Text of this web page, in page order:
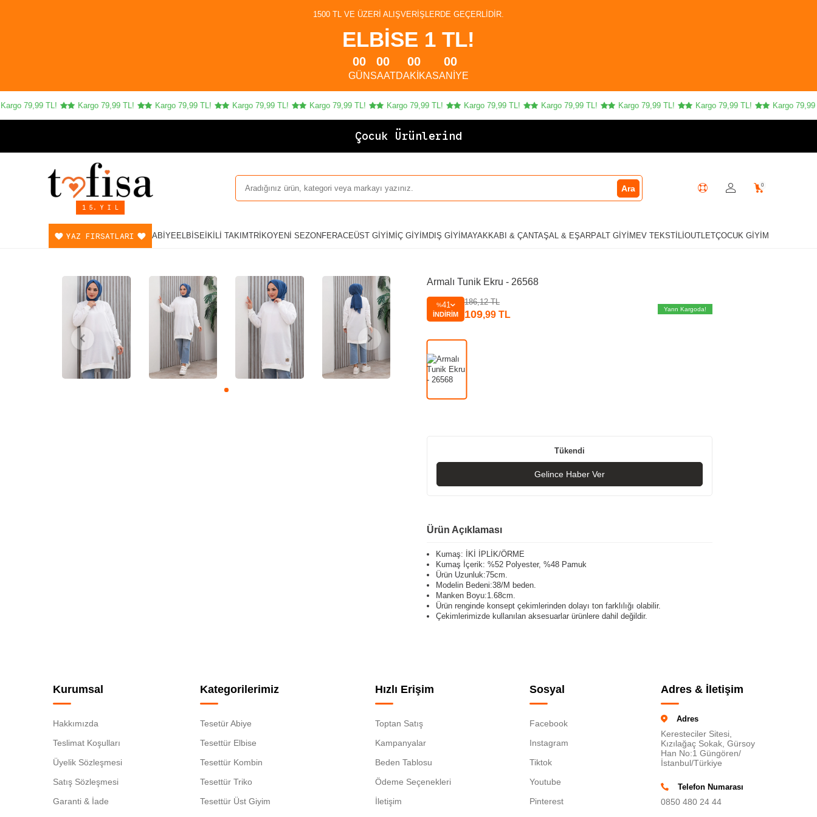
1500 TL VE ÜZERI ALIŞVERIŞLERDE GEÇERLIDIR.
ELBİSE 1 TL!
00
GÜN
00
SAAT
00
DAKIKA
00
SANIYE
79,99 TL! Kargo 79,99 TL! Kargo 79,99 TL! Kargo 79,99 TL! Kargo 79,99 TL! Kargo 79,99 TL! Kargo 79,99 TL! Kargo 79,99 TL! Kargo 79,99 TL! Kargo 79,99 TL! Kargo 79,99
Çocuk Ürünlerinde 4
1 5. Y I L
Ara 0
YAZ FIRSATLARI ABIYE ELBISE İKILI TAKIMTRIKOYENI SEZON FERACEÜST GIYIM İÇ GIYIM DIŞ GIYIMAYAKKABI & ÇANTAŞAL & EŞARPALT GIYIM EV TEKSTILI OUTLETÇOCUK GIYIM
Armalı Tunik Ekru - 26568
%41
İNDIRIM
186,12TL
109,99 TL
Yarın Kargoda!
Tükendi
Gelince Haber Ver
Ürün Açıklaması
Kumaş: İKİ İPLİK/ÖRME
Kumaş İçerik: %52 Polyester, %48 Pamuk
Ürün Uzunluk:75cm.
Modelin Bedeni:38/M beden.
Manken Boyu:1.68cm.
Ürün renginde konsept çekimlerinden dolayı ton farklılığı olabilir.
Çekimlerimizde kullanılan aksesuarlar ürünlere dahil değildir.
Kurumsal
Hakkımızda
Teslimat Koşulları
Üyelik Sözleşmesi
Satış Sözleşmesi
Garanti & İade
Kategorilerimiz
Tesetür Abiye
Tesettür Elbise
Tesettür Kombin
Tesettür Triko
Tesettür Üst Giyim
Hızlı Erişim
Toptan Satış
Kampanyalar
Beden Tablosu
Ödeme Seçenekleri
İletişim
Sosyal
Facebook
Instagram
Tiktok
Youtube
Pinterest
Adres & İletişim
Adres
Keresteciler Sitesi,
Kızılağaç Sokak, Gürsoy
Han No:1 Güngören/
İstanbul/Türkiye
Telefon Numarası
0850 480 24 44